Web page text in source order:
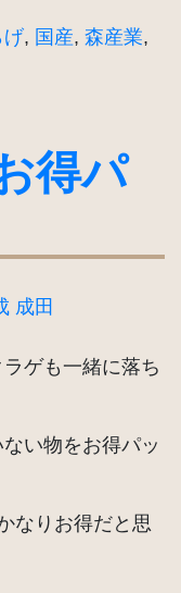
げ, 国産, 森産業,
得パ
成田
ゲも一緒に落ち
い物をお得パッ
なりお得だと思